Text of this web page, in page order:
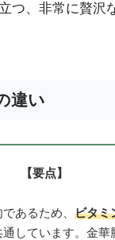
つ、非常に贅沢
違い
【要点】
あるため、 ビタミ
しています。金華